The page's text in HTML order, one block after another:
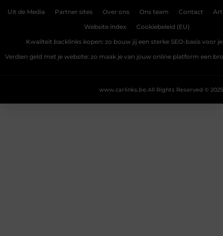
Uit de Media Partner sites Over ons Ons team Contact
Website index Cookiebeleid (EU)
Kwaliteit backlinks kopen: zo bouw jij een sterke SEO-basis voor
Verdien geld met je website: zo maak je van jouw online platform een
All Rights Reserved © 2025
www.carlinks.be.